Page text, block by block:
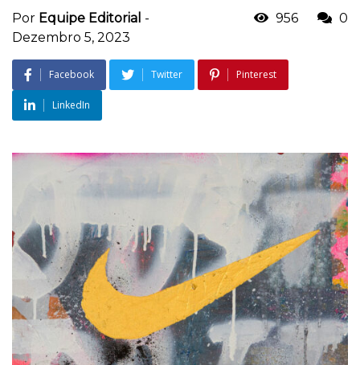
Por Equipe Editorial -
Dezembro 5, 2023
956 0
Facebook Twitter Pinterest
LinkedIn